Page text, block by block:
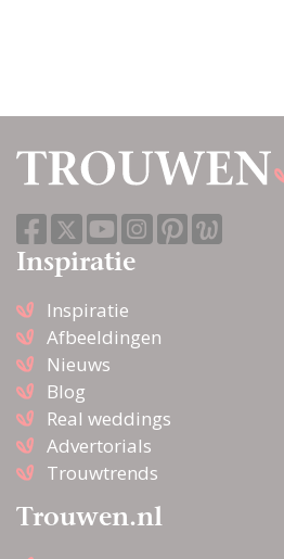
Inspiratie
Inspiratie
Afbeeldingen
Nieuws
Blog
Real weddings
Advertorials
Trouwtrends
Trouwen.nl